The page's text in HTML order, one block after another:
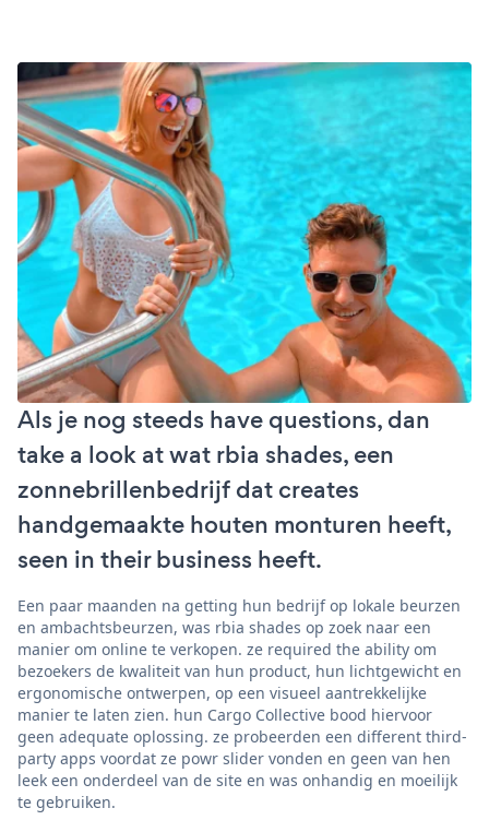
Als je nog steeds have questions, dan
take a look at wat rbia shades, een
zonnebrillenbedrijf dat creates
handgemaakte houten monturen heeft,
seen in their business heeft.
Een paar maanden na getting hun bedrijf op lokale beurzen
en ambachtsbeurzen, was rbia shades op zoek naar een
manier om online te verkopen. ze required the ability om
bezoekers de kwaliteit van hun product, hun lichtgewicht en
ergonomische ontwerpen, op een visueel aantrekkelijke
manier te laten zien. hun Cargo Collective bood hiervoor
geen adequate oplossing. ze probeerden een different third-
party apps voordat ze powr slider vonden en geen van hen
leek een onderdeel van de site en was onhandig en moeilijk
te gebruiken.